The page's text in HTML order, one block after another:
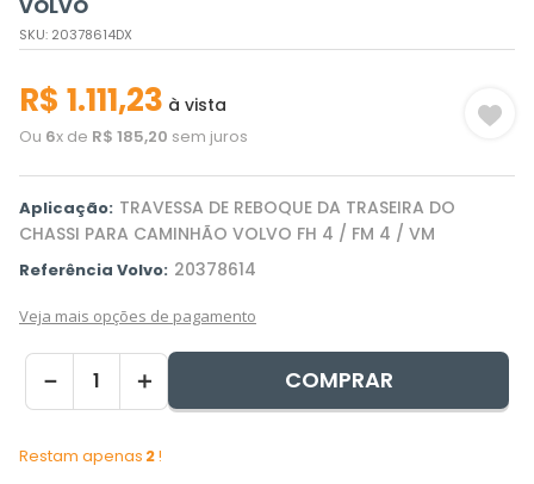
VOLVO
SKU: 20378614DX
R$ 1.111,23 à vista
Ou 6x de R$ 185,20 sem juros
Aplicação: TRAVESSA DE REBOQUE DA TRASEIRA DO
CHASSI PARA CAMINHÃO VOLVO FH 4 / FM 4 / VM
Referência Volvo: 20378614
Veja mais opções de pagamento
＋
－ COMPRAR
Restam apenas 2!